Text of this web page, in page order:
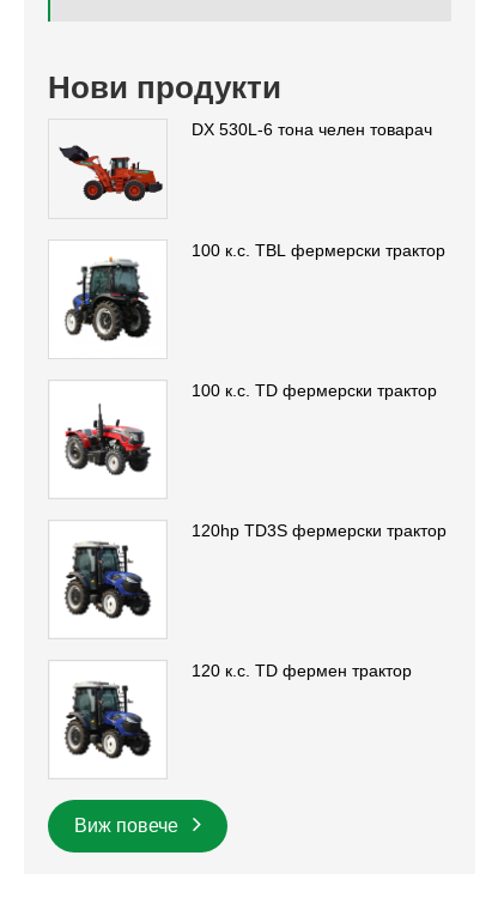
Нови продукти
DX 530L-6 тона челен товарач
100 к.с. TBL фермерски трактор
100 к.с. TD фермерски трактор
120hp TD3S фермерски трактор
120 к.с. TD фермен трактор
Виж повече